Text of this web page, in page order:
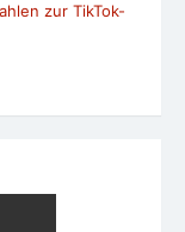
zur TikTok-